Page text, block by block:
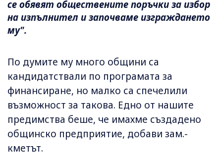
се обявят обществените поръчки за избор
на изпълнител и започваме изграждането
му".
По думите му много общини са
кандидатствали по програмата за
финансиране, но малко са спечелили
възможност за такова. Едно от нашите
предимства беше, че имахме създадено
общинско предприятие, добави зам.-
кметът.